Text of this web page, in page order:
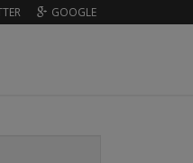
GOOGLE